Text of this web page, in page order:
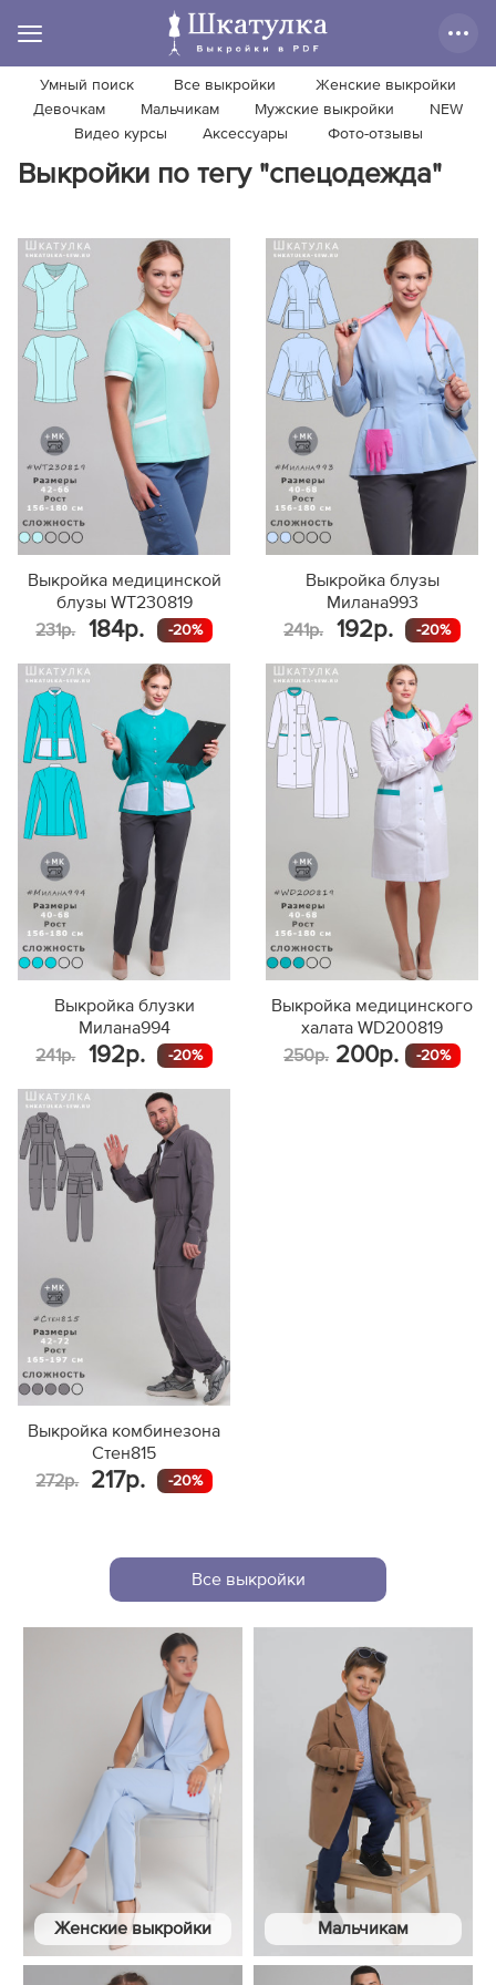
Умный поиск Все выкройки
Женские выкройки
Девочкам
Мальчикам Мужские выкройки
NEW
Видео курсы
Аксессуары Фото-отзывы
Выкройки по тегу "спецодежда"
Выкройка медицинской
блузы WT230819
231р.
184р. -20%
Выкройка блузы
Милана993
241р.
192р. -20%
Выкройка блузки
Милана994
241р.
192р. -20%
Выкройка медицинского
халата WD200819
250р. 200р. -20%
Выкройка комбинезона
Стен815
272р.
217р. -20%
Все выкройки
Женские выкройки Мальчикам